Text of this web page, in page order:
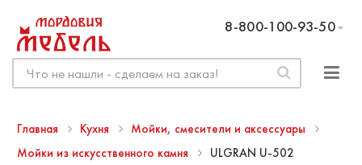
8-800-100-93-50
Главная Кухня
Мойки, смесители и аксессуары
Мойки из искусственного камня
ULGRAN U-502